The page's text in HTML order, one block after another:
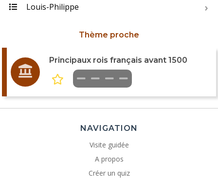
Louis-Philippe
Thème proche
Principaux rois français avant 1500
NAVIGATION
Visite guidée
A propos
Créer un quiz